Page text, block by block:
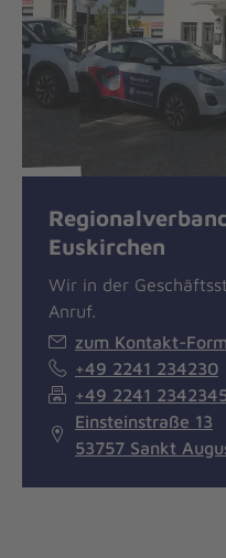
Euskirchen
Wir in der
Anruf.
zum Kontakt-
+49 2241 234230
+49 2241
Einsteinstraße 13
53757 Sankt